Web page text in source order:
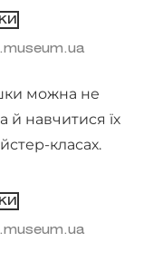
можна не
навчитися їх
класах.